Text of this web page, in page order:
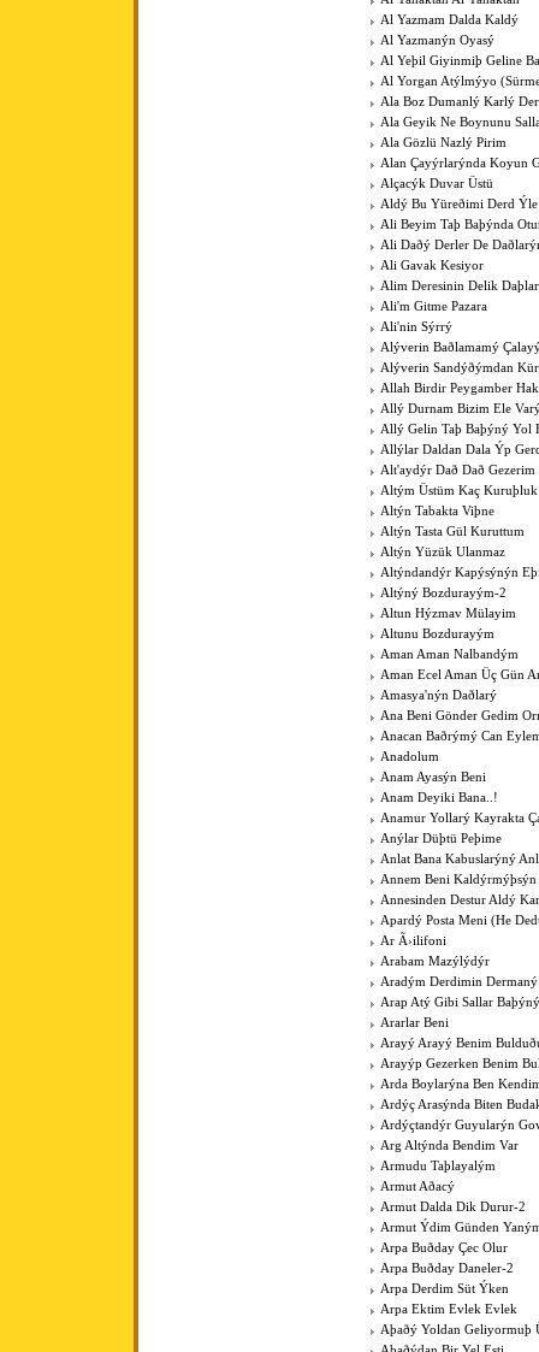
Al Yazmam Dalda Kaldý
Al Yazmanýn Oyasý
Al Yeþil Giyinmiþ Geline
Al Yorgan Atýlmýyo
Ala Boz Dumanlý Karlý
Ala Geyik Ne Boynunu
Ala Gözlü Nazlý Pirim
Alan Çayýrlarýnda Koyun
Alçacýk Duvar Üstü
Aldý Bu Yüreðimi Derd
Ali Beyim Taþ Baþýnda
Ali Daðý Derler De
Ali Gavak Kesiyor
Alim Deresinin Delik
Ali'm Gitme Pazara
Ali'nin Sýrrý
Alýverin Baðlamamý
Alýverin Sandýðýmdan
Allah Birdir Peygamber Hak
Allý Durnam Bizim Ele
Allý Gelin Taþ Baþýný Yol
Allýlar Daldan Dala Ýp
Alt'aydýr Dað Dað Gezerim
Altým Üstüm Kaç Kuruþluk
Altýn Tabakta Viþne
Altýn Tasta Gül Kuruttum
Altýn Yüzük Ulanmaz
Altýndandýr Kapýsýnýn
Altýný Bozdurayým-2
Altun Hýzmav Mülayim
Altunu Bozdurayým
Aman Aman Nalbandým
Aman Ecel Aman Üç Gün
Amasya'nýn Daðlarý
Ana Beni Gönder Gedim
Anacan Baðrýmý Can
Anadolum
Anam Ayasýn Beni
Anam Deyiki Bana..!
Anamur Yollarý Kayrakta
Anýlar Düþtü Peþime
Anlat Bana Kabuslarýný
Annem Beni
Annesinden Destur Aldý
Apardý Posta Meni (He
Ar Ã›ilifoni
Arabam Mazýlýdýr
Aradým Derdimin
Arap Atý Gibi Sallar Baþýný
Ararlar Beni
Arayý Arayý Benim
Arayýp Gezerken Benim
Arda Boylarýna Ben
Ardýç Arasýnda Biten
Ardýçtandýr Guyularýn
Arg Altýnda Bendim Var
Armudu Taþlayalým
Armut Aðacý
Armut Dalda Dik Durur-2
Armut Ýdim Günden
Arpa Buðday Çec Olur
Arpa Buðday Daneler-2
Arpa Derdim Süt Ýken
Arpa Ektim Evlek Evlek
Aþaðý Yoldan Geliyormuþ